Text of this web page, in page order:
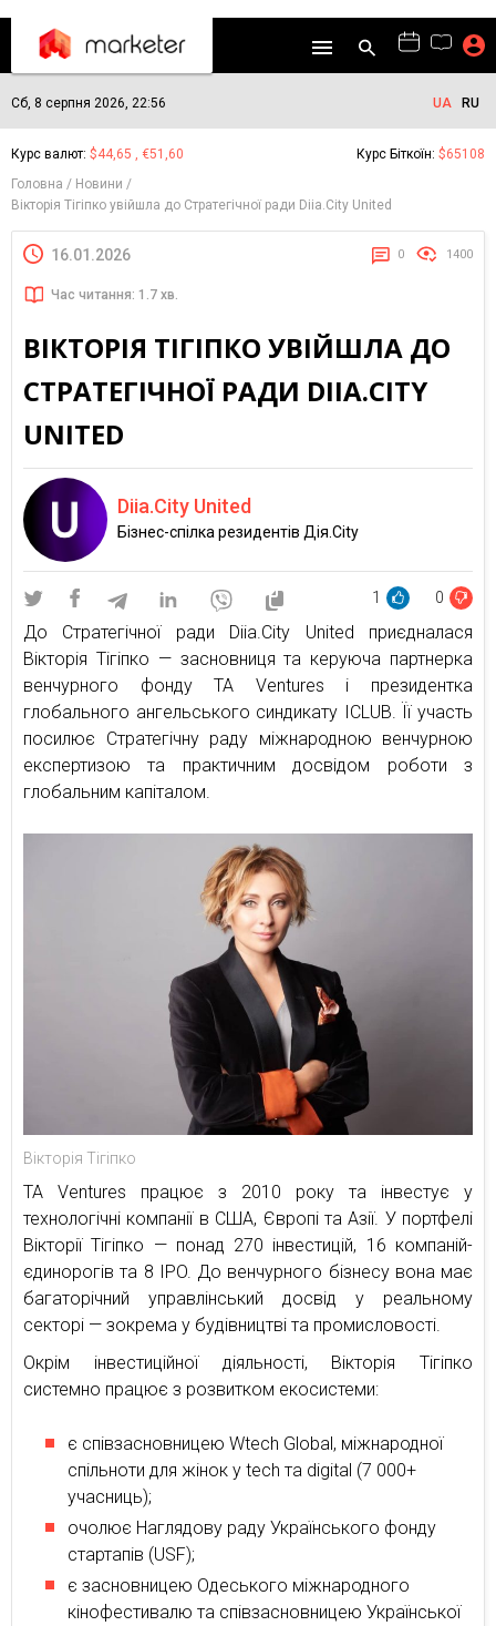
Сб, 8 серпня 2026, 22:56 UA RU
Курс валют: $44,65 , €51,60 Курс Біткоїн: $65108
Головна
Новини
Вікторія Тігіпко увійшла до Стратегічної ради Diia.City United
16.01.2026 0 1400
Час читання: 1.7 хв.
ВІКТОРІЯ ТІГІПКО УВІЙШЛА ДО
СТРАТЕГІЧНОЇ РАДИ DIIA.CITY
UNITED
Diia.City United
Бізнес-спілка резидентів Дія.City
1 0
До Стратегічної ради Diia.City United приєдналася
Вікторія Тігіпко — засновниця та керуюча партнерка
венчурного фонду TA Ventures і президентка
глобального ангельського синдикату ICLUB. Її участь
посилює Стратегічну раду міжнародною венчурною
експертизою та практичним досвідом роботи з
глобальним капіталом.
Вікторія Тігіпко
TA Ventures працює з 2010 року та інвестує у
технологічні компанії в США, Європі та Азії. У портфелі
Вікторії Тігіпко — понад 270 інвестицій, 16 компаній-
єдинорогів та 8 IPO. До венчурного бізнесу вона має
багаторічний управлінський досвід у реальному
секторі — зокрема у будівництві та промисловості.
Окрім інвестиційної діяльності, Вікторія Тігіпко
системно працює з розвитком екосистеми:
є співзасновницею Wtech Global, міжнародної
спільноти для жінок у tech та digital (7 000+
учасниць);
очолює Наглядову раду Українського фонду
стартапів (USF);
є засновницею Одеського міжнародного
кінофестивалю та співзасновницею Української